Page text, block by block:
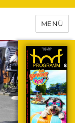
MENÜ